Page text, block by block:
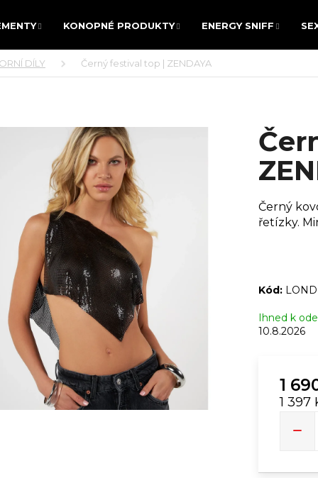
KONOPNÉ PRODUKTY ENERGY SNIFF
KONOPNÉ PRODUKTY
DÍLY Černý festival top | ZENDAYA
Černý
řetízky.
Kód:
Ihned k
10.8.2026
1
1 397
NAJÍT?
Doporučujeme
RUSH ULTRA STRONG | 10ML